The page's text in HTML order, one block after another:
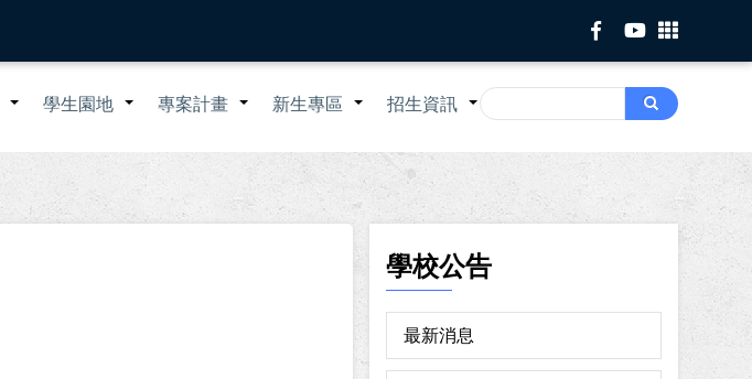
Search
Search
+ +
學生園地 +
專案計畫 +
新生專區 +
招生資訊
學校公告
最新消息